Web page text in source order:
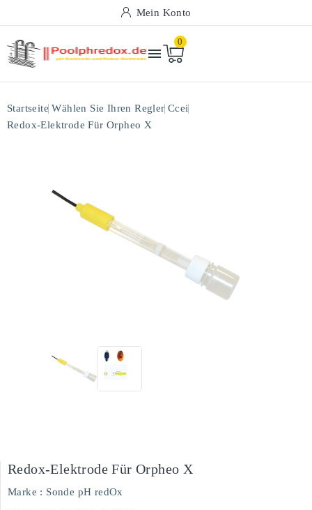
Mein Konto

0
Startseite Wählen Sie Ihren Regler Ccei
Redox-Elektrode Für Orpheo X
Redox-Elektrode Für Orpheo X
Marke : Sonde pH redOx